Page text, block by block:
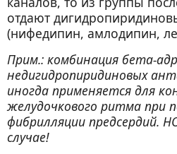
отдают
(нифедипин, амлодипин,
Прим.: комбинация бета-
недигидропиридиновых
иногда применяется для
желудочкового ритма при
фибрилляции предсердий.
случае!